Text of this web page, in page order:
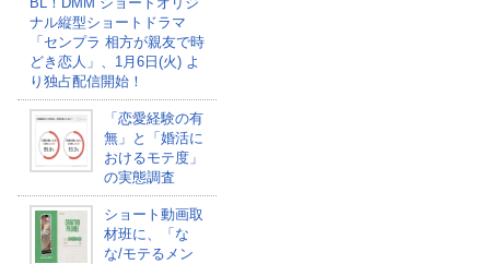
ナル縦型ショートドラマ
「センプラ 相方が親友で時
どき恋人」、1月6日(火) よ
り独占配信開始！
「恋愛経験の有
無」と「婚活に
おけるモテ度」
の実態調査
ショート動画取
材班に、「な
な/モテるメン